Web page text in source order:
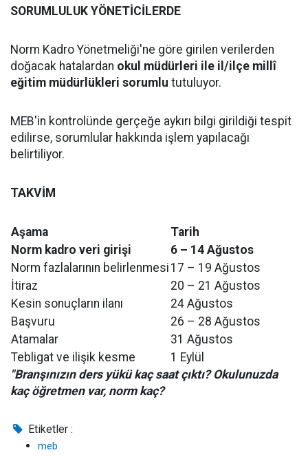
SORUMLULUK YÖNETİCİLERDE
Norm Kadro Yönetmeliği'ne göre girilen verilerden
doğacak hatalardan okul müdürleri ile il/ilçe millî
eğitim müdürlükleri sorumlu tutuluyor.
MEB'in kontrolünde gerçeğe aykırı bilgi girildiği tespit
edilirse, sorumlular hakkında işlem yapılacağı
belirtiliyor.
TAKVİM
Aşama
Tarih
Norm kadro veri girişi
6 – 14 Ağustos
Norm fazlalarının belirlenmesi 17 – 19 Ağustos
İtiraz
20 – 21 Ağustos
Kesin sonuçların ilanı
24 Ağustos
Başvuru
26 – 28 Ağustos
Atamalar
31 Ağustos
Tebligat ve ilişik kesme
1 Eylül
"Branşınızın ders yükü kaç saat çıktı? Okulunuzda
kaç öğretmen var, norm kaç?
Etiketler :
meb